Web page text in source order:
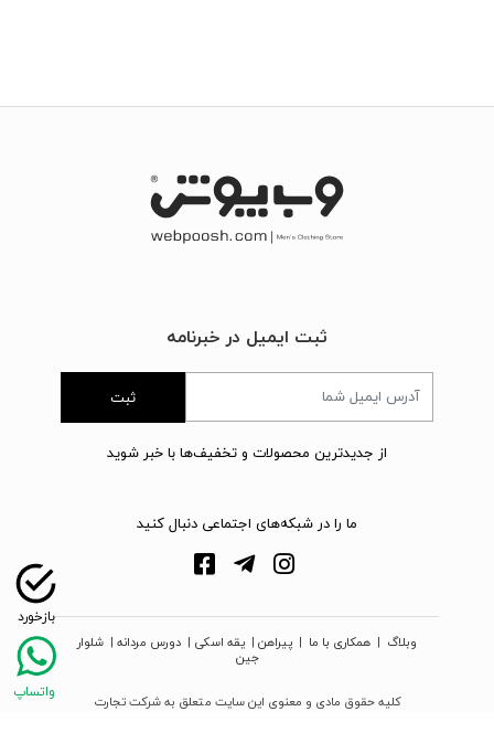
ثبت ایمیل در خبرنامه
ثبت
از جدیدترین محصولات و تخفیف‌ها با خبر شوید
ما را در شبکه‌های اجتماعی دنبال کنید
وبلاگ | همکاری با ما | پیراهن | یقه اسکی | دورس مردانه | شلوار
جین
کلیه حقوق مادی و معنوی این سایت متعلق به شرکت تجارت